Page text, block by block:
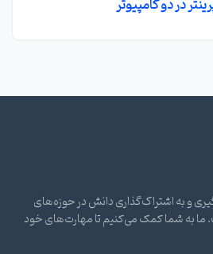
در دو کامپیوتر
و به اشتراک‌گذاری دانش در حوزه‌های
ما به شما کمک می‌کنیم تا مهارت‌های خود